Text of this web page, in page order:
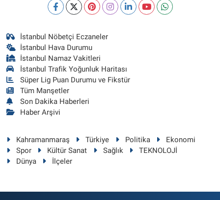
İstanbul Nöbetçi Eczaneler
İstanbul Hava Durumu
İstanbul Namaz Vakitleri
İstanbul Trafik Yoğunluk Haritası
Süper Lig Puan Durumu ve Fikstür
Tüm Manşetler
Son Dakika Haberleri
Haber Arşivi
Kahramanmaraş Türkiye Politika
Ekonomi
Spor
Kültür Sanat Sağlık
TEKNOLOJİ
Dünya
İlçeler